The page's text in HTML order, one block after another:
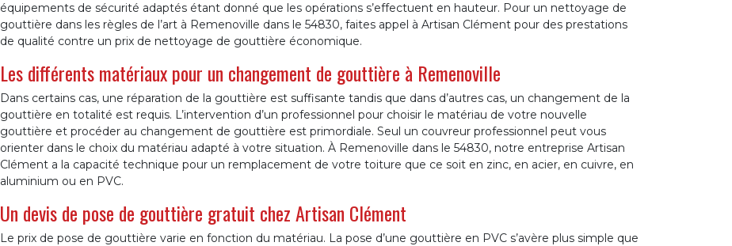
équipements de sécurité adaptés étant donné que les opérations s’effectuent en hauteur. Pour un nettoyage de
gouttière dans les règles de l’art à Remenoville dans le 54830, faites appel à Artisan Clément pour des prestations
de qualité contre un prix de nettoyage de gouttière économique.
Les différents matériaux pour un changement de gouttière à Remenoville
Dans certains cas, une réparation de la gouttière est suffisante tandis que dans d’autres cas, un changement de la
gouttière en totalité est requis. L’intervention d’un professionnel pour choisir le matériau de votre nouvelle
gouttière et procéder au changement de gouttière est primordiale. Seul un couvreur professionnel peut vous
orienter dans le choix du matériau adapté à votre situation. À Remenoville dans le 54830, notre entreprise Artisan
Clément a la capacité technique pour un remplacement de votre toiture que ce soit en zinc, en acier, en cuivre, en
aluminium ou en PVC.
Un devis de pose de gouttière gratuit chez Artisan Clément
Le prix de pose de gouttière varie en fonction du matériau. La pose d’une gouttière en PVC s’avère plus simple que